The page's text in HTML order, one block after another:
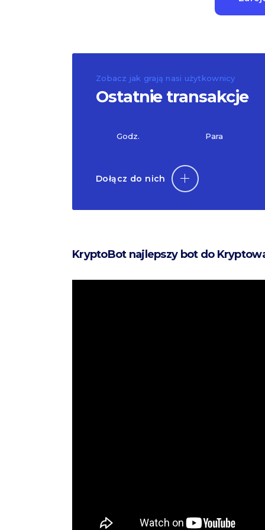
Zobacz jak grają nasi użytkownicy
Ostatnie transakcje
Godz. Para
Dołącz do nich
KryptoBot najlepszy bot do